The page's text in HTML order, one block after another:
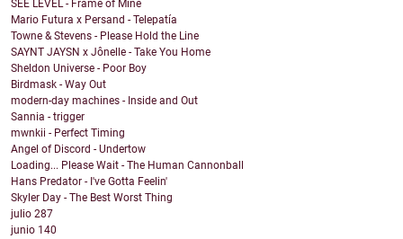
SEE LEVEL - Frame of Mine
Mario Futura x Persand - Telepatía
Towne & Stevens - Please Hold the Line
SAYNT JAYSN x Jônelle - Take You Home
Sheldon Universe - Poor Boy
Birdmask - Way Out
modern-day machines - Inside and Out
Sannia - trigger
mwnkii - Perfect Timing
Angel of Discord - Undertow
Loading... Please Wait - The Human Cannonball
Hans Predator - I've Gotta Feelin'
Skyler Day - The Best Worst Thing
julio 287
junio 140